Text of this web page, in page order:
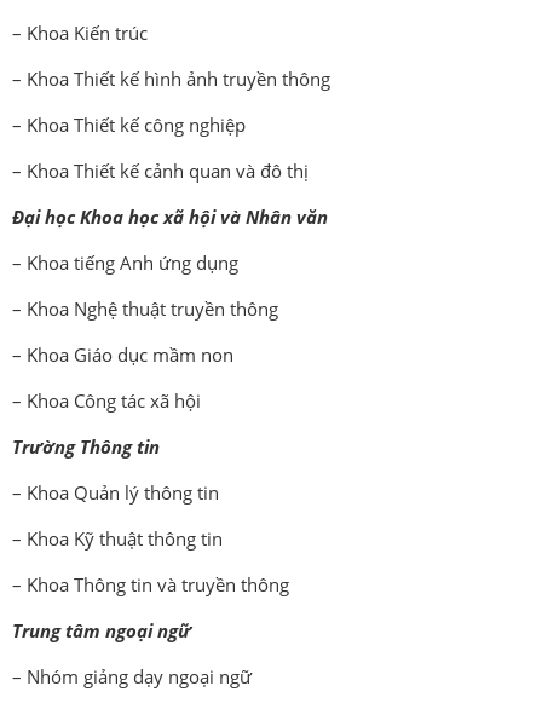
– Khoa Kiến trúc
– Khoa Thiết kế hình ảnh truyền thông
– Khoa Thiết kế công nghiệp
– Khoa Thiết kế cảnh quan và đô thị
Đại học Khoa học xã hội và Nhân văn
– Khoa tiếng Anh ứng dụng
– Khoa Nghệ thuật truyền thông
– Khoa Giáo dục mầm non
– Khoa Công tác xã hội
Trường Thông tin
– Khoa Quản lý thông tin
– Khoa Kỹ thuật thông tin
– Khoa Thông tin và truyền thông
Trung tâm ngoại ngữ
– Nhóm giảng dạy ngoại ngữ